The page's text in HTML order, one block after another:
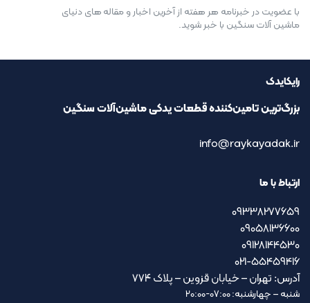
با عضویت در خبرنامه هر هفته از آخرین اخبار و مقاله های دنیای
ماشین آلات سنگین با خبر شوید.
رایکایدک
بزرگ‌ترین تامین‌کننده قطعات یدکی ماشین‌آلات سنگین
info@raykayadak.ir
ارتباط با ما
09338277659
09058136600
09128144530
021-55459416
آدرس: تهران – خیابان قزوین – پلاک ۷۷۴
شنبه – چهارشنبه: 07:00-20:00